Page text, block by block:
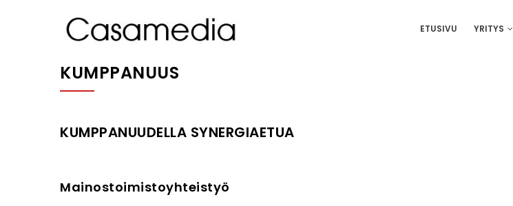
ETUSIVU YRITYS
KUMPPANUUS
KUMPPANUUDELLA SYNERGIAETUA
Mainostoimistoyhteistyö